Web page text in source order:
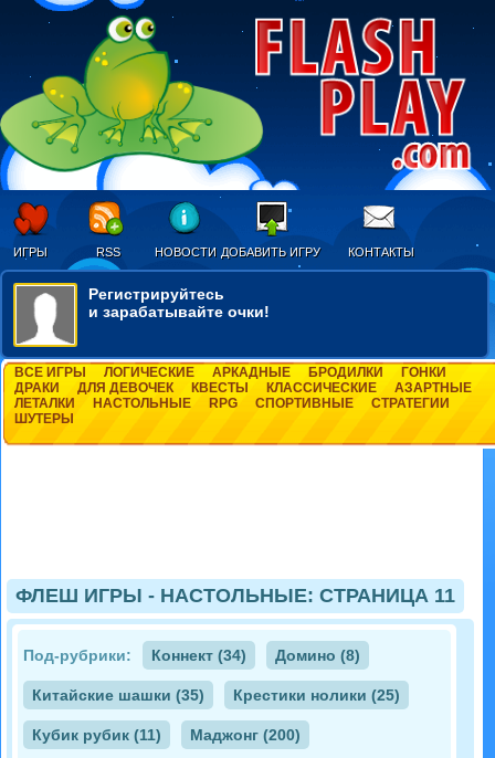
ИГРЫ RSS НОВОСТИ ДОБАВИТЬ ИГРУ КОНТАКТЫ
Регистрируйтесь
и зарабатывайте очки!
ВСЕ ИГРЫ ЛОГИЧЕСКИЕ АРКАДНЫЕ БРОДИЛКИ
ГОНКИ
ДРАКИ
ДЛЯ ДЕВОЧЕК КВЕСТЫ КЛАССИЧЕСКИЕ
АЗАРТНЫЕ
ЛЕТАЛКИ
НАСТОЛЬНЫЕ RPG СПОРТИВНЫЕ
СТРАТЕГИИ
ШУТЕРЫ
ФЛЕШ ИГРЫ - НАСТОЛЬНЫЕ: СТРАНИЦА 11
Под-рубрики: Коннект (34) Домино (8)
Китайские шашки (35) Крестики нолики (25)
Кубик рубик (11) Маджонг (200)